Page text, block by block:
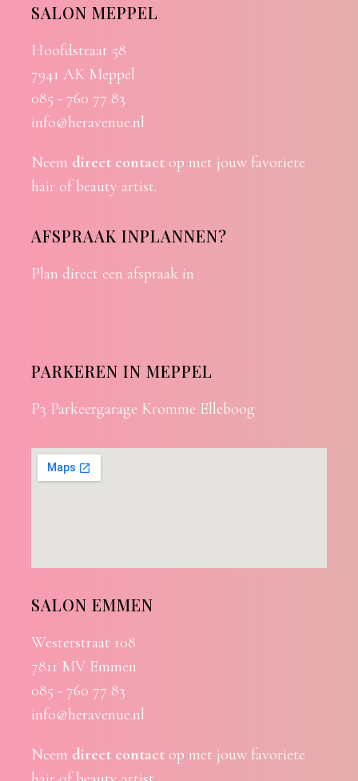
SALON MEPPEL
Hoofdstraat 58
7941 AK Meppel
085 - 760 77 83
info@heravenue.nl
Neem direct contactop met jouw favoriete
hair of beauty artist.
AFSPRAAK INPLANNEN?
Plan direct een afspraak in
PARKEREN IN MEPPEL
P3 Parkeergarage Kromme Elleboog
SALON EMMEN
Westerstraat 108
7811 MV Emmen
085 - 760 77 83
info@heravenue.nl
Neem direct contactop met jouw favoriete